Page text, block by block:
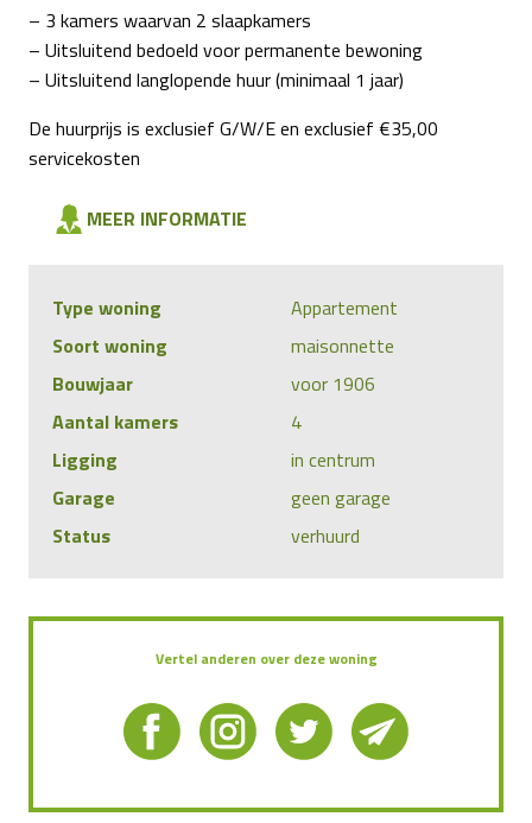
– 3 kamers waarvan 2 slaapkamers
– Uitsluitend bedoeld voor permanente bewoning
– Uitsluitend langlopende huur (minimaal 1 jaar)
De huurprijs is exclusief G/W/E en exclusief €35,00
servicekosten
MEER INFORMATIE
Type woning
Appartement
Soort woning
maisonnette
Bouwjaar
voor 1906
Aantal kamers
4
Ligging
in centrum
Garage
geen garage
Status
verhuurd
Vertel anderen over deze woning